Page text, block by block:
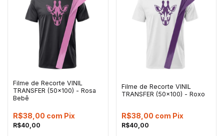
Filme de Recorte VINIL
TRANSFER (50x100) - Rosa
Bebê
R$40,00
R$38,00 com Pix
Filme de Recorte VINIL
TRANSFER (50x100) - Roxo
R$40,00
R$38,00 com Pix